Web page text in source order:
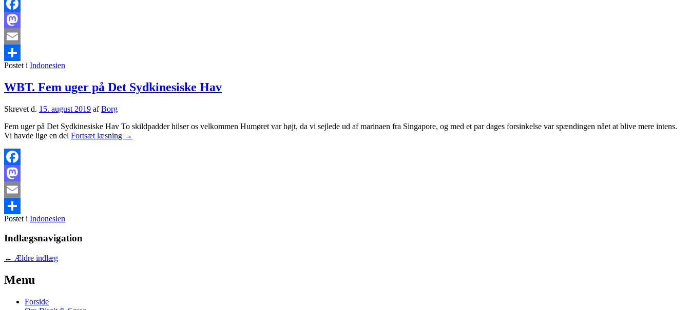
Facebook
Mastodon
Email
Share
Postet i Indonesien
WBT. Fem uger på Det Sydkinesiske Hav
Skrevet d. 15. august 2019 afBorg
Fem uger på Det Sydkinesiske Hav To skildpadder hilser os velkommen Humøret var højt, da vi sejlede ud af marinaen fra Singapore, og med et par dages forsinkelse var spændingen nået at blive mere intens.
Vi havde lige en del Fortsæt læsning WBT.
→
Facebook
Mastodon
Email
Share
Postet i Indonesien
Indlægsnavigation
← Ældre indlæg
Primary
Widget
Menu
Forside